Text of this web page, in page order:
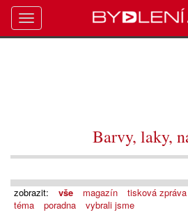
Barvy, laky,
zobrazit: vše magazín tisková zpráva
téma
poradna vybrali jsme
Toggle
navigation